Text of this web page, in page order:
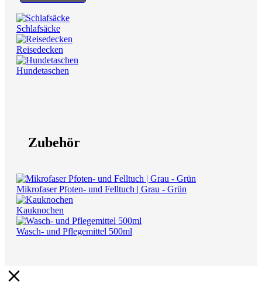
Schlafsäcke
Reisedecken
Hundetaschen
Zubehör
Mikrofaser Pfoten- und Felltuch | Grau - Grün
Kauknochen
Wasch- und Pflegemittel 500ml